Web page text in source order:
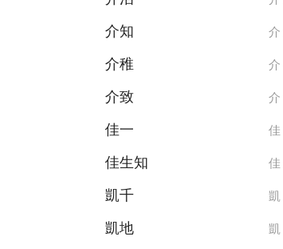
介知 介
介稚 介
介致 介
佳一 佳
佳生知 佳
凱千 凱
凱地 凱